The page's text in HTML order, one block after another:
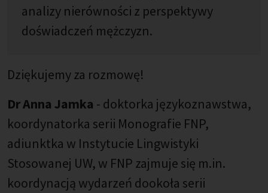
analizy nierówności z perspektywy
doświadczeń mężczyzn.
Dziękujemy za rozmowę!
Dr Anna Jamka - doktorka językoznawstwa,
koordynatorka serii Monografie FNP,
adiunktka w Instytucie Lingwistyki
Stosowanej UW, w FNP zajmuje się m.in.
koordynacją wydarzeń dookoła serii